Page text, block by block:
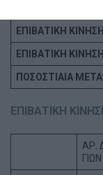
ΕΠΙΒΑΤΙΚΗ
ΕΠΙΒΑΤΙΚΗ
ΠΟΣΟΣΤΙΑΙΑ
ΕΠΙΒΑΤΙΚΗ
ΑΡ.
ΓΙΩΝ